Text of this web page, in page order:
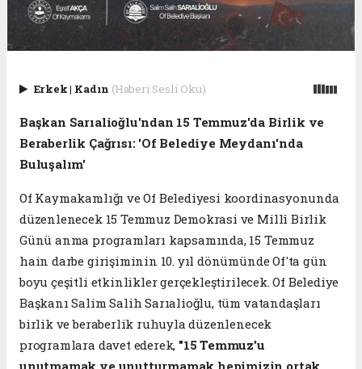
Erkek| Kadın (Haberi Sesli Oku)
Başkan Sarıalioğlu'ndan 15 Temmuz'da Birlik ve
Beraberlik Çağrısı: 'Of Belediye Meydanı'nda
Buluşalım'
Of Kaymakamlığı ve Of Belediyesi koordinasyonunda
düzenlenecek 15 Temmuz Demokrasi ve Millî Birlik
Günü anma programları kapsamında, 15 Temmuz
hain darbe girişiminin 10. yıl dönümünde Of'ta gün
boyu çeşitli etkinlikler gerçekleştirilecek. Of Belediye
Başkanı Salim Salih Sarıalioğlu, tüm vatandaşları
birlik ve beraberlik ruhuyla düzenlenecek
programlara davet ederek, "15 Temmuz'u
unutmamak ve unutturmamak hepimizin ortak